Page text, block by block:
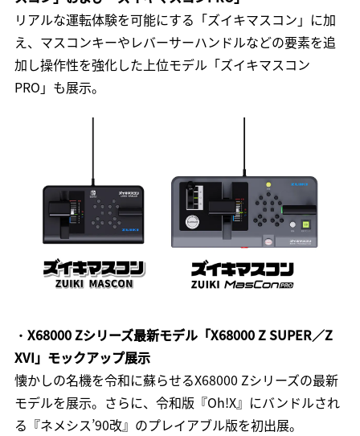
リアルな運転体験を可能にする「ズイキマスコン」に加
え、マスコンキーやレバーサーハンドルなどの要素を追
加し操作性を強化した上位モデル「ズイキマスコン
PRO」も展示。
・ X68000 Zシリーズ最新モデル「X68000 Z SUPER／Z
XVI」モックアップ展示
懐かしの名機を令和に蘇らせるX68000 Zシリーズの最新
モデルを展示。さらに、令和版『Oh!X』にバンドルされ
る『ネメシス’90改』のプレイアブル版を初出展。